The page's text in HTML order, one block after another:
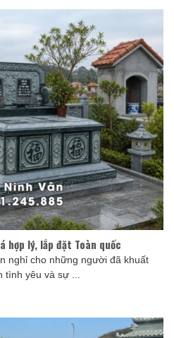
hợp lý, lắp đặt Toàn quốc
nghỉ cho những người đã khuất
yêu và sự ...